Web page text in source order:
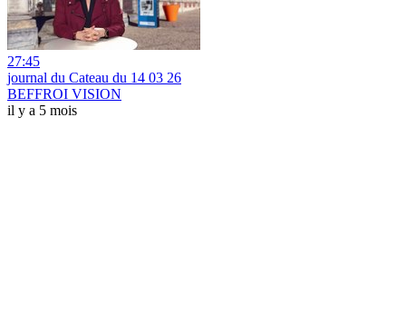
27:45
journal du Cateau du 14 03 26
BEFFROI VISION
il y a 5 mois